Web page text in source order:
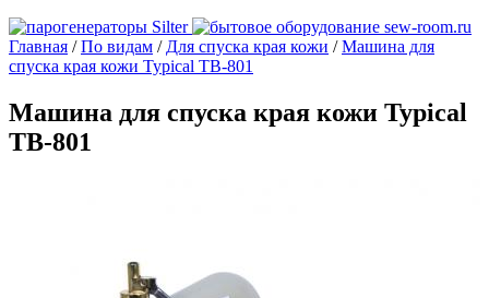
Главная /По видам / Для спуска края кожи /Машина для
спуска края кожи Typical TB-801
Машина для спуска края кожи Typical
TB-801